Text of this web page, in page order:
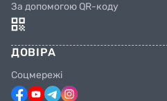
За допомогою QR-коду
ДОВІРА
Соцмережі